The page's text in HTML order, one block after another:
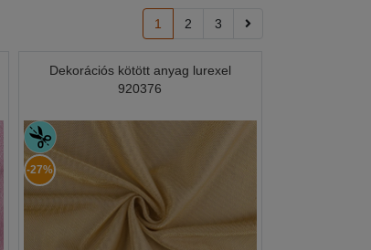
1 2 3
Dekorációs kötött anyag lurexel
920376
-27%